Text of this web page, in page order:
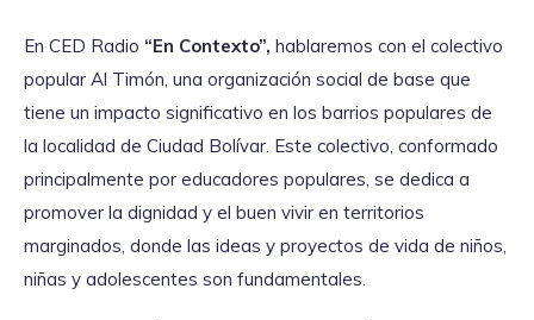
En CED Radio “En Contexto”, hablaremos con el colectivo
popular Al Timón, una organización social de base que
tiene un impacto significativo en los barrios populares de
la localidad de Ciudad Bolívar. Este colectivo, conformado
principalmente por educadores populares, se dedica a
promover la dignidad y el buen vivir en territorios
marginados, donde las ideas y proyectos de vida de niños,
niñas y adolescentes son fundamentales.